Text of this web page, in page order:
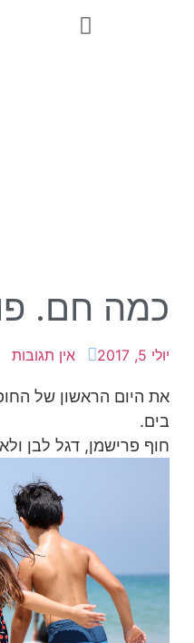
כמה חם.
יולי 5, 2017 אין תגובות
את היום הראשון של
בים.
חוף פרישמן, דגל לבן